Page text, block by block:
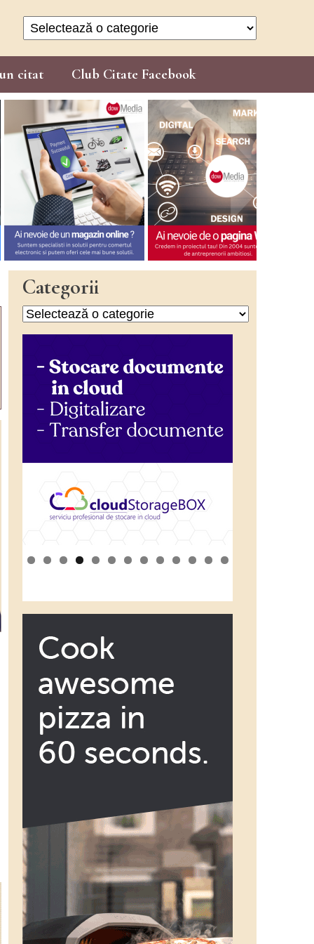
Categorii
citat Club Citate Facebook
Categorii
Categorii